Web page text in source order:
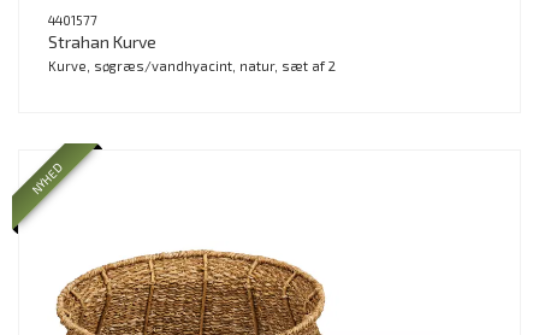
4401577
Strahan Kurve
Kurve, søgræs/vandhyacint, natur, sæt af 2
NYHED